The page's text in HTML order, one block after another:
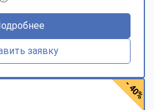
заявку
- 40%
любой удобный мессенджер!